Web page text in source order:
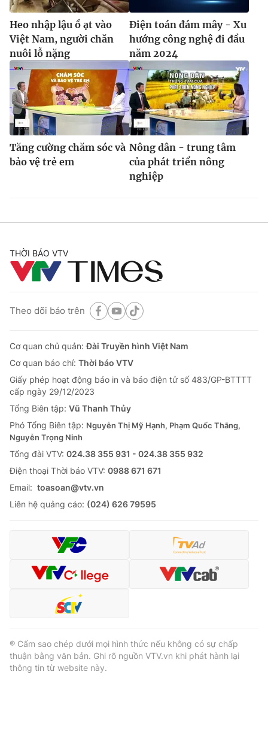
Heo nhập lậu ồ ạt vào
Việt Nam, người chăn
nuôi lỗ nặng
Điện toán đám mây - Xu
hướng công nghệ đi đầu
năm 2024
Tăng cường chăm sóc và
bảo vệ trẻ em
Nông dân - trung tâm
của phát triển nông
nghiệp
THỜI BÁO VTV
Theo dõi báo trên
Cơ quan chủ quản:Đài Truyền hình Việt Nam
Cơ quan báo chí: Thời báo VTV
Giấy phép hoạt động báo in và báo điện tử số 483/GP-BTTTT
cấp ngày 29/12/2023
Tổng Biên tập: Vũ Thanh Thủy
Phó Tổng Biên tập: Nguyễn Thị Mỹ Hạnh, Phạm Quốc Thắng,
Nguyễn Trọng Ninh
Tổng đài VTV: 024.38 355 931 - 024.38 355 932
Ðiện thoại Thời báo VTV: 0988 671 671
Email: toasoan@vtv.vn
Liên hệ quảng cáo: (024) 626 79595
® Cấm sao chép dưới mọi hình thức nếu không có sự chấp
thuận bằng văn bản. Ghi rõ nguồn VTV.vn khi phát hành lại
thông tin từ website này.